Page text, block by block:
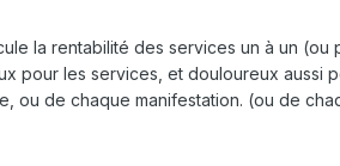
la rentabilité des services un à un
pour les services, et douloureux aussi
ou de chaque manifestation. (ou de